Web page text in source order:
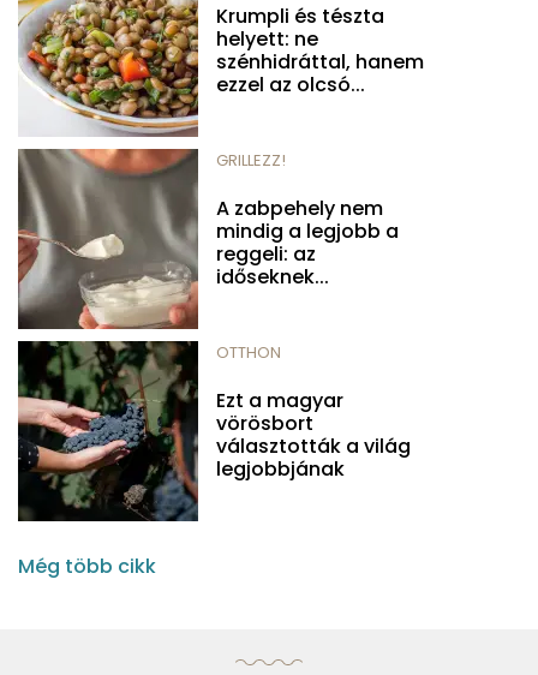
Krumpli és tészta
helyett: ne
szénhidráttal, hanem
ezzel az olcsó...
GRILLEZZ!
A zabpehely nem
mindig a legjobb a
reggeli: az
időseknek...
OTTHON
Ezt a magyar
vörösbort
választották a világ
legjobbjának
Még több cikk